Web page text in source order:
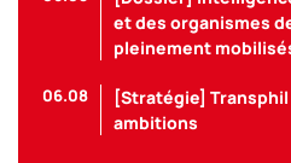
et des organismes
pleinement
06.08
[Stratégie]
ambitions